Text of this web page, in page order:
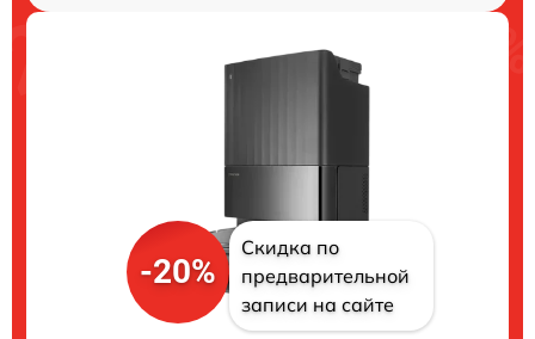
-20%
Скидка по
предварительной
записи на сайте